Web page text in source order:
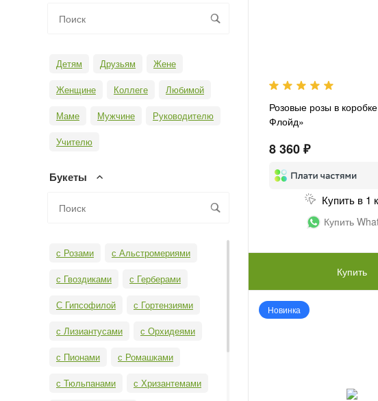
Детям Друзьям
Жене
Женщине
Коллеге
Любимой
Маме
Мужчине
Руководителю
Учителю
Букеты
с Розами
с Альстромериями
с Гвоздиками
с Герберами
С Гипсофилой
с Гортензиями
с Лизиантусами
с Орхидеями
с Пионами
с Ромашками
с Тюльпанами
с Хризантемами
Розовые розы в
Флойд»
8 360 ₽
Купить в 1
Купить
Купить
Новинка